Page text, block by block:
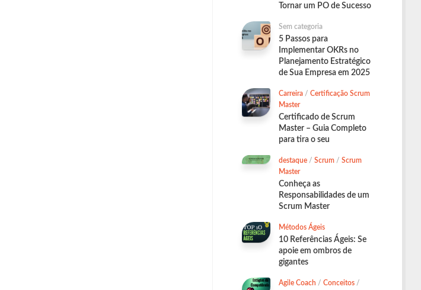
Tornar um PO de Sucesso
Sem categoria
5 Passos para
Implementar OKRs no
Planejamento Estratégico
de Sua Empresa em 2025
Carreira / Certificação Scrum
Master
Certificado de Scrum
Master – Guia Completo
para tira o seu
destaque / Scrum / Scrum
Master
Conheça as
Responsabilidades de um
Scrum Master
Métodos Ágeis
10 Referências Ágeis: Se
apoie em ombros de
gigantes
Agile Coach / Conceitos /